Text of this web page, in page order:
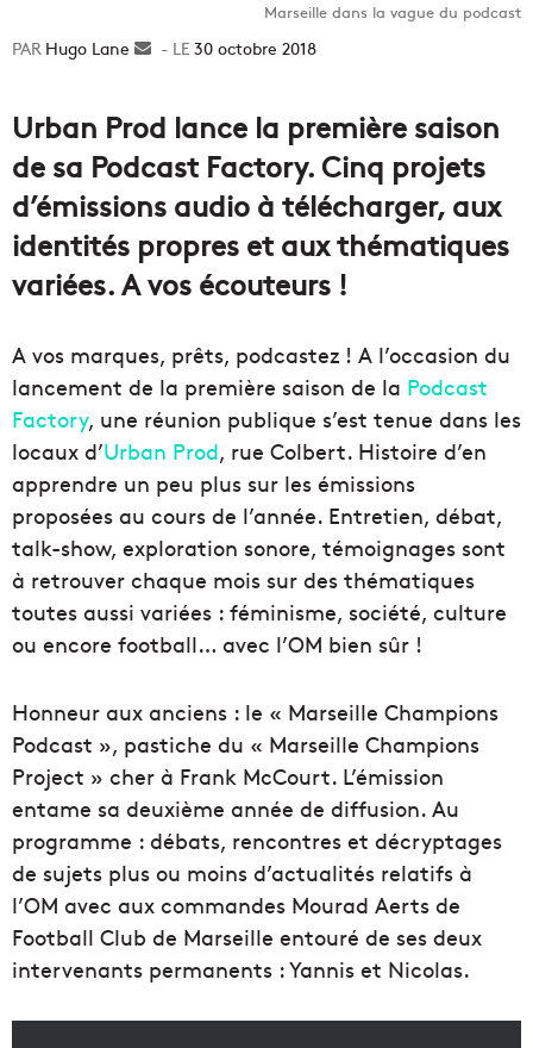
Marseille dans la vague du podcast
Hugo Lane
Envoyer30 octobre 2018
Urban Prod lance la première saison
de sa Podcast Factory. Cinq projets
d’émissions audio à télécharger, aux
identités propres et aux thématiques
variées. A vos écouteurs !
A vos marques, prêts, podcastez ! A l’occasion du
lancement de la première saison de la Podcast
Factory, une réunion publique s’est tenue dans les
locaux d’Urban Prod, rue Colbert. Histoire d’en
apprendre un peu plus sur les émissions
proposées au cours de l’année. Entretien, débat,
talk-show, exploration sonore, témoignages sont
à retrouver chaque mois sur des thématiques
toutes aussi variées : féminisme, société, culture
ou encore football… avec l’OM bien sûr !
Honneur aux anciens : le « Marseille Champions
Podcast », pastiche du « Marseille Champions
Project » cher à Frank McCourt. L’émission
entame sa deuxième année de diffusion. Au
programme : débats, rencontres et décryptages
de sujets plus ou moins d’actualités relatifs à
l’OM avec aux commandes Mourad Aerts de
Football Club de Marseille entouré de ses deux
intervenants permanents : Yannis et Nicolas.